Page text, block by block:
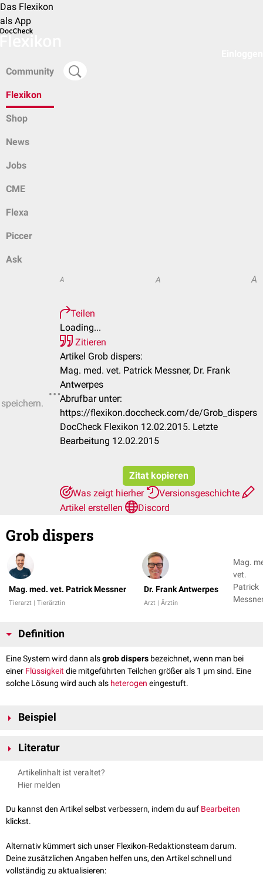
Das Flexikon
als App
Community
Flexikon
Shop
News
Jobs
CME
Flexa
Piccer
Ask
A A A
Teilen
Loading...
Zitieren
Artikel Grob dispers:
Mag. med. vet. Patrick Messner, Dr. Frank
Antwerpes
Abrufbar unter:
https://flexikon.doccheck.com/de/Grob_dispers
DocCheck Flexikon 12.02.2015. Letzte
Bearbeitung 12.02.2015
Zitat kopieren
Was zeigt hierher
Versionsgeschichte
Artikel erstellen
Discord
Grob dispers
Mag. med. vet. Patrick Messner
Tierarzt | Tierärztin
Dr. Frank Antwerpes
Arzt | Ärztin
Mag.
vet.
Patrick
Definition
Eine System wird dann alsgrob dispers bezeichnet, wenn man bei
einer Flüssigkeitdie mitgeführten Teilchen größer als 1 µm sind. Eine
solche Lösung wird auch als heterogen eingestuft.
Beispiel
Thrombozytenmitführt, kann als grob dispers beschrieben werden.
Literatur
"Chemie für Mediziner" - A. Zeeck et. al., Urban & Fischer-Verlag, 10.
Artikelinhalt ist veraltet?
Hier melden
Du kannst den Artikel selbst verbessern, indem du auf Bearbeiten
klickst.
Alternativ kümmert sich unser Flexikon-Redaktionsteam darum.
Deine zusätzlichen Angaben helfen uns, den Artikel schnell und
vollständig zu aktualisieren: